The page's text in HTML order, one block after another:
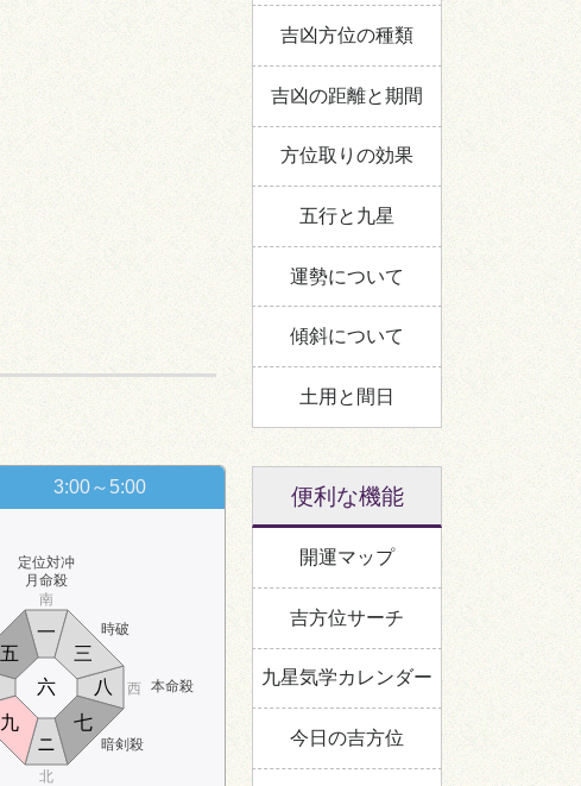
3:00～5:00
定位対冲
月命殺
時破
本命殺
暗剣殺
南
北
西
ニ
三
五
六
七
八
九
一
吉凶方位の種類
吉凶の距離と期間
方位取りの効果
五行と九星
運勢について
傾斜について
土用と間日
便利な機能
開運マップ
吉方位サーチ
九星気学カレンダー
今日の吉方位